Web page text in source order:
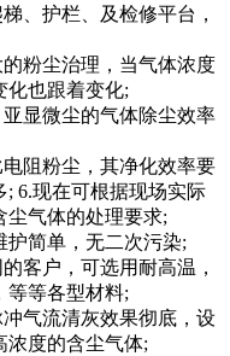
、护栏、及检修平台，
粉尘治理，当气体浓度
化也跟着变化;
显微尘的气体除尘效率
阻粉尘，其净化效率要
6.现在可根据现场实际
尘气体的处理要求;
护简单，无二次污染;
客户，可选用耐高温，
等等各型材料;
气流清灰效果彻底，设
浓度的含尘气体;